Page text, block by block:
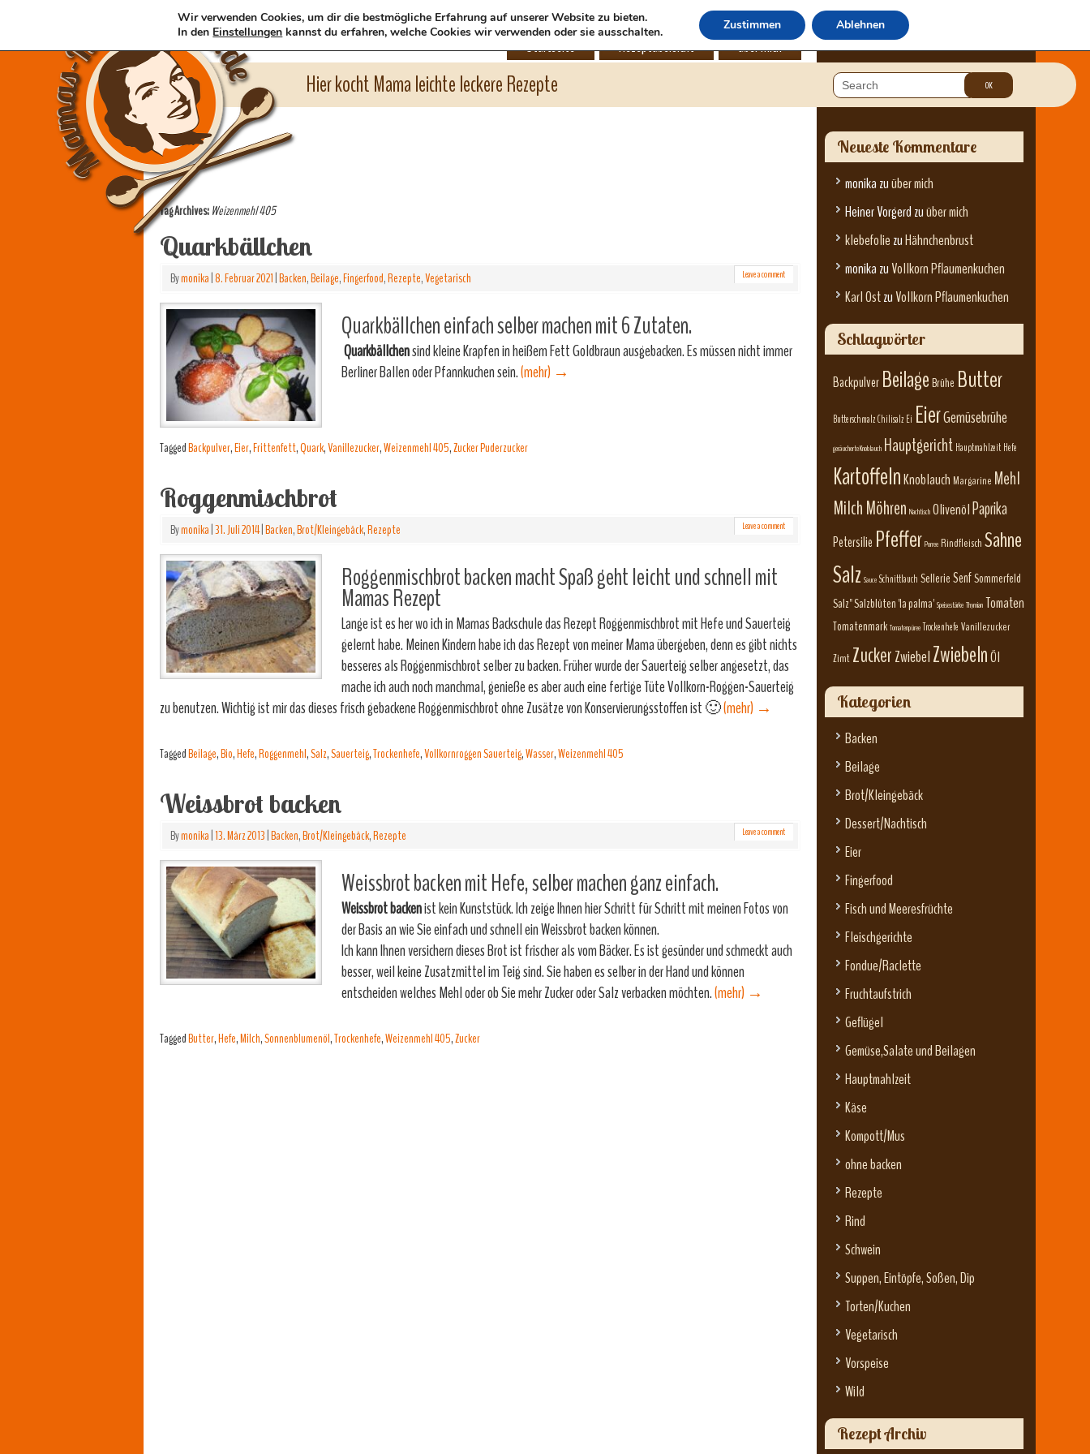
Hier kocht Mama leichte leckere Rezepte
Startseite Rezeptübersicht über mich
Tag Archives:Weizenmehl 405
Quarkbällchen
Bymonika|8. Februar 2021|Backen,Beilage,Fingerfood,Rezepte,Vegetarisch Leave a comment
Quarkbällchen einfach selber machen mit 6 Zutaten.
Quarkbällchensind kleine Krapfen in heißem Fett Goldbraun ausgebacken. Es müssen nicht immer
Berliner Ballen oder Pfannkuchen sein.(mehr) →
TaggedBackpulver,Eier,Frittenfett,Quark,Vanillezucker,Weizenmehl 405,Zucker Puderzucker
Roggenmischbrot
Bymonika|31. Juli 2014|Backen,Brot/Kleingebäck,Rezepte Leave a comment
Roggenmischbrot backen macht Spaß geht leicht und schnell mit
Mamas Rezept
Lange ist es her wo ich in Mamas Backschule das Rezept Roggenmischbrot mit Hefe und Sauerteig
gelernt habe. Meinen Kindern habe ich das Rezept von meiner Mama übergeben, denn es gibt nichts
besseres als Roggenmischbrot selber zu backen. Früher wurde der Sauerteig selber angesetzt, das
mache ich auch noch manchmal, genieße es aber auch eine fertige Tüte Vollkorn-Roggen-Sauerteig
zu benutzen. Wichtig ist mir das dieses frisch gebackene Roggenmischbrot ohne Zusätze von Konservierungsstoffen ist 🙂(mehr) →
TaggedBeilage,Bio,Hefe,Roggenmehl,Salz,Sauerteig,Trockenhefe,Vollkornroggen Sauerteig,Wasser,Weizenmehl 405
Weissbrot backen
Bymonika|13. März 2013|Backen,Brot/Kleingebäck,Rezepte Leave a comment
Weissbrot backen mit Hefe, selber machen ganz einfach.
Weissbrot backenist kein Kunststück. Ich zeige Ihnen hier Schritt für Schritt mit meinen Fotos von
der Basis an wie Sie einfach und schnell ein Weissbrot backen können.
Ich kann Ihnen versichern dieses Brot ist frischer als vom Bäcker. Es ist gesünder und schmeckt auch
besser, weil keine Zusatzmittel im Teig sind. Sie haben es selber in der Hand und können
entscheiden welches Mehl oder ob Sie mehr Zucker oder Salz verbacken möchten.(mehr) →
TaggedButter,Hefe,Milch,Sonnenblumenöl,Trockenhefe,Weizenmehl 405,Zucker
Neueste Kommentare
monika zuüber mich
Heiner Vorgerd zuüber mich
klebefolie zuHähnchenbrust
monika zuVollkorn Pflaumenkuchen
Karl OstzuVollkorn Pflaumenkuchen
Schlagwörter
Backpulver BeilageBrühe Butter
ButterschmalzChilisalz Ei EierGemüsebrühe
geräucherte Knoblauch Hauptgericht Hauptmahlzeit Hefe
KartoffelnKnoblauch Margarine Mehl
MilchMöhren Nachtisch OlivenölPaprika
Petersilie Pfeffer Porree Rindfleisch Sahne
Salz Sauce Schnittlauch SellerieSenfSommerfeld
Salz" Salzblüten 'la palma' Speisestärke Thymian Tomaten
Tomatenmark Tomatenpüree Trockenhefe Vanillezucker
Zimt ZuckerZwiebelZwiebelnÖl
Kategorien
Backen
Beilage
Brot/Kleingebäck
Dessert/Nachtisch
Eier
Fingerfood
Fisch und Meeresfrüchte
Fleischgerichte
Fondue/Raclette
Fruchtaufstrich
Geflügel
Gemüse,Salate und Beilagen
Hauptmahlzeit
Käse
Kompott/Mus
ohne backen
Rezepte
Rind
Schwein
Suppen, Eintöpfe, Soßen, Dip
Torten/Kuchen
Vegetarisch
Vorspeise
Wild
Rezept Archiv
Wir verwenden Cookies, um dir die bestmögliche Erfahrung auf unserer Website zu bieten.
In den Einstellungen kannst du erfahren, welche Cookies wir verwenden oder sie ausschalten. Zustimmen Ablehnen